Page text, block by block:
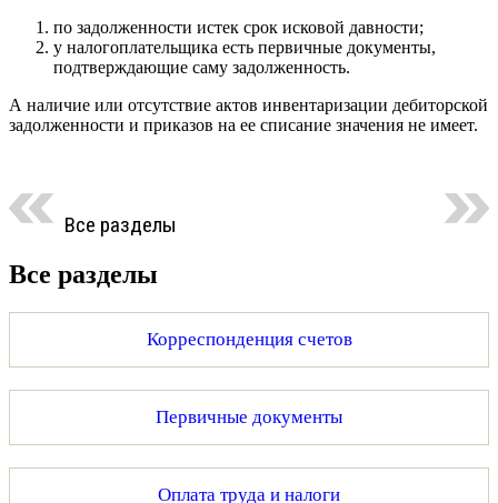
по задолженности истек срок исковой давности;
у налогоплательщика есть первичные документы,
подтверждающие саму задолженность.
А наличие или отсутствие актов инвентаризации дебиторской
задолженности и приказов на ее списание значения не имеет.
Все разделы
Все разделы
Корреспонденция счетов
Первичные документы
Оплата труда и налоги